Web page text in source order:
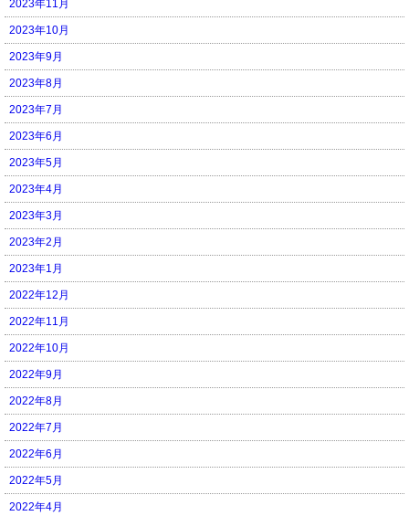
2023年11月
2023年10月
2023年9月
2023年8月
2023年7月
2023年6月
2023年5月
2023年4月
2023年3月
2023年2月
2023年1月
2022年12月
2022年11月
2022年10月
2022年9月
2022年8月
2022年7月
2022年6月
2022年5月
2022年4月